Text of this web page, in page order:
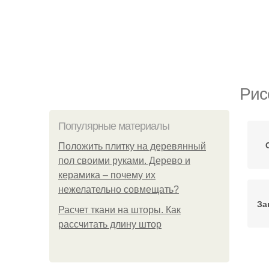
Популярные материалы
Положить плитку на деревянный
пол своими руками. Дерево и
керамика – почему их
нежелательно совмещать?
Расчет ткани на шторы. Как
рассчитать длину штор